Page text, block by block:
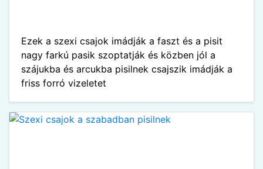
Ezek a szexi csajok imádják a faszt és a pisit
nagy farkú pasik szoptatják és közben jól a
szájukba és arcukba pisilnek csajszik imádják a
friss forró vizeletet